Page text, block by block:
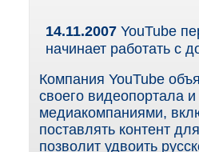
14.11.2007 YouTube
начинает работать с
Компания YouTube
своего видеопортала
медиакомпаниями,
поставлять контент
позволит удвоить